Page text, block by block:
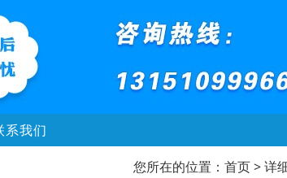
系我们
您所在的位置： 首页> 详